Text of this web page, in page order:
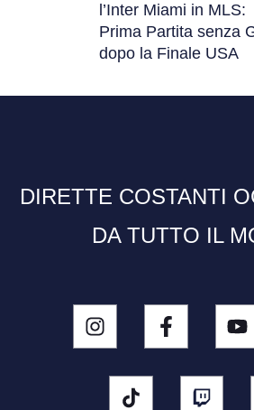
l’Inter Miami in MLS:
Prima Partita senza
dopo la Finale USA
DIRETTE COSTANTI
DA TUTTO IL